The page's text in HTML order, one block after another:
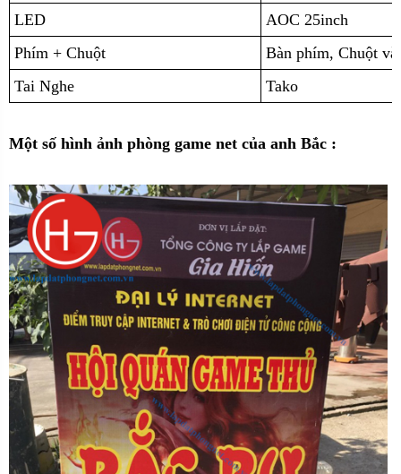
LED
AOC 25inch
Phím + Chuột
Bàn phím, Chuột
Tai Nghe
Tako
Một số hình ảnh phòng game net của anh Bắc :